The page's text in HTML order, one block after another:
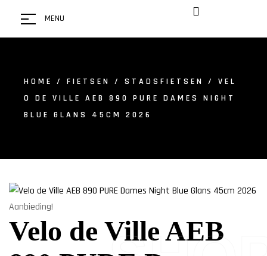
MENU
HOME / FIETSEN / STADSFIETSEN
/ VEL
O DE VILLE AEB 890 PURE DAMES NIGHT
BLUE GLANS 45CM 2026
Aanbieding!
Velo de Ville AEB